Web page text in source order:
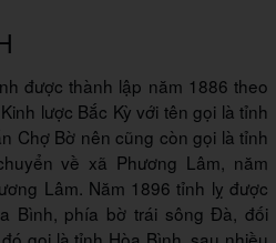
được thành lập năm 1886 theo
lược Bắc Kỳ với tên gọi là tỉnh
Chợ Bờ nên cũng còn gọi là tỉnh
về xã Phương Lâm, năm
Lâm. Năm 1896 tỉnh lỵ được
Bình, phía bờ trái sông Đà, đối